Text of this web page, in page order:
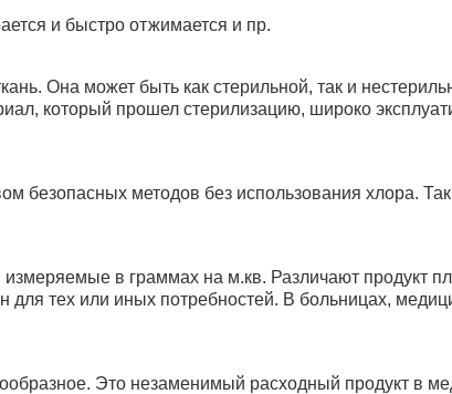
и быстро отжимается и пр.
Она может быть как стерильной, так и
который прошел стерилизацию, широко
безопасных методов без использования хлора.
измеряемые в граммах на м.кв. Различают
для тех или иных потребностей. В больницах,
Это незаменимый расходный продукт в